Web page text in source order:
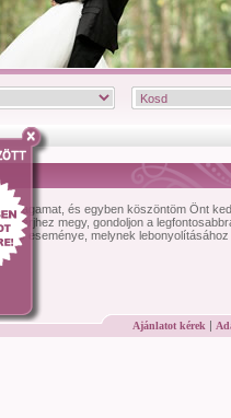
magamat, és egyben köszöntöm Önt
férjhez megy, gondoljon a
eseménye, melynek lebonyolításához
Ajánlatot kérek |